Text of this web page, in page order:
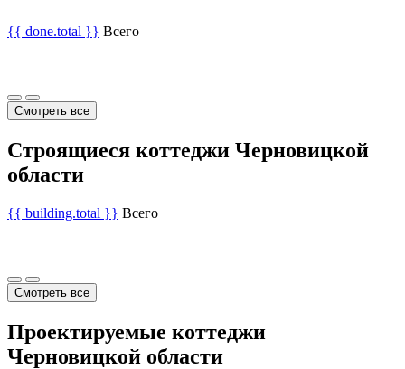
{{ done.total }} Всего
Смотреть все
Строящиеся коттеджи Черновицкой
области
{{ building.total }} Всего
Смотреть все
Проектируемые коттеджи
Черновицкой области